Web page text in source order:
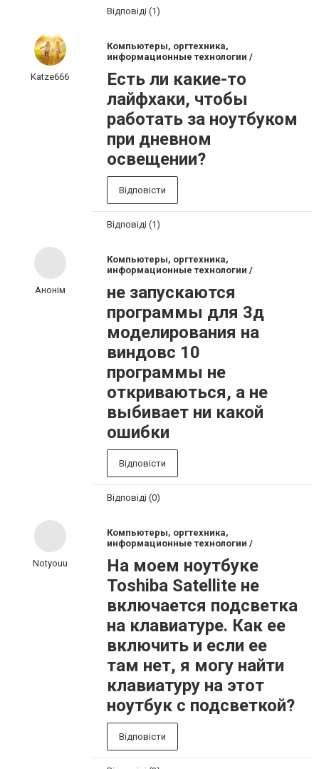
Відповіді (1)
Katze666
Компьютеры, оргтехника,
информационные технологии /
Есть ли какие-то
лайфхаки, чтобы
работать за ноутбуком
при дневном
освещении?
Відповісти
Відповіді (1)
Анонім
Компьютеры, оргтехника,
информационные технологии /
не запускаются
программы для 3д
моделирования на
виндовс 10
программы не
откриваються, а не
выбивает ни какой
ошибки
Відповісти
Відповіді (0)
Notyouu
Компьютеры, оргтехника,
информационные технологии /
На моем ноутбуке
Toshiba Satellite не
включается подсветка
на клавиатуре. Как ее
включить и если ее
там нет, я могу найти
клавиатуру на этот
ноутбук с подсветкой?
Відповісти